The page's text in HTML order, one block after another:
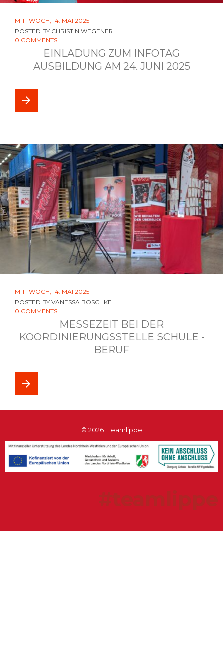
MITTWOCH, 14. MAI 2025
POSTED BY CHRISTIN WEGENER
0 COMMENTS
EINLADUNG ZUM INFOTAG
AUSBILDUNG AM 24. JUNI 2025
arrow_forward
MITTWOCH, 14. MAI 2025
POSTED BY VANESSA BOSCHKE
0 COMMENTS
MESSEZEIT BEI DER
KOORDINIERUNGSSTELLE SCHULE -
BERUF
arrow_forward
© 2026 · Teamlippe
#teamlippe